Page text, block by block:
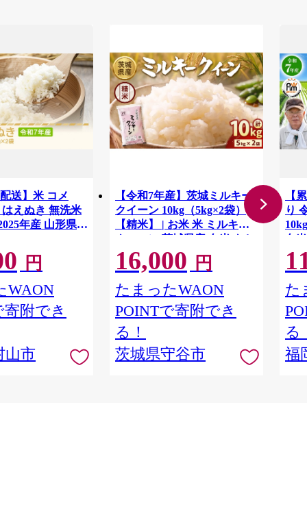
送】米 コメ
はえぬき 無洗米
年産 山形県産
円
WAON
寄附でき
山市
【令和7年産】茨城ミルキー
クイーン 10kg（5kg×2袋）
【精米】 | お米 米 ミルキー
クィーン 茨城県産 白米 もち
もち お弁当 おにぎり
16,000 円
たまったWAON
POINTで寄附でき
る！
茨城県守谷市
【
り
白
ご
さ
番
た
る
福